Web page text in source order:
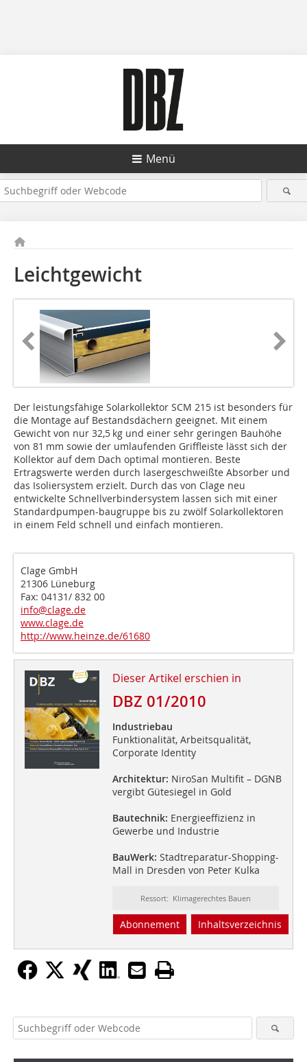
Menü
Leichtgewicht
Der leistungsfähige Solarkollektor SCM 215 ist besonders für
die Montage auf Bestandsdächern geeignet. Mit einem
Gewicht von nur 32,5 kg und einer sehr geringen Bauhöhe
von 81 mm sowie der um­laufen­den Griffleiste lässt sich der
Kollektor auf dem Dach optimal montieren. Beste
Ertragswerte werden durch lasergeschweißte Absor­ber und
das Isoliersystem erzielt. Durch das von Clage neu
entwickelte Schnellverbindersystem lassen sich mit einer
Standardpumpen-baugruppe bis zu zwölf Solarkollektoren
in einem Feld schnell und einfach montieren.
Clage GmbH
21306 Lüneburg
Fax: 04131/ 832 00
info@clage.de
www.clage.de
http://www.heinze.de/61680
Dieser Artikel erschien in
DBZ 01/2010
Industriebau
Funktionalität, Arbeitsqualität,
Corporate Identity
Architektur: NiroSan Multifit – DGNB
vergibt Gütesiegel in Gold
Bautechnik: Energieeffizienz in
Gewerbe und Industrie
BauWerk: Stadtreparatur-Shopping-
Mall in Dresden von Peter Kulka
Ressort: Klimagerechtes Bauen
Abonnement Inhaltsverzeichnis